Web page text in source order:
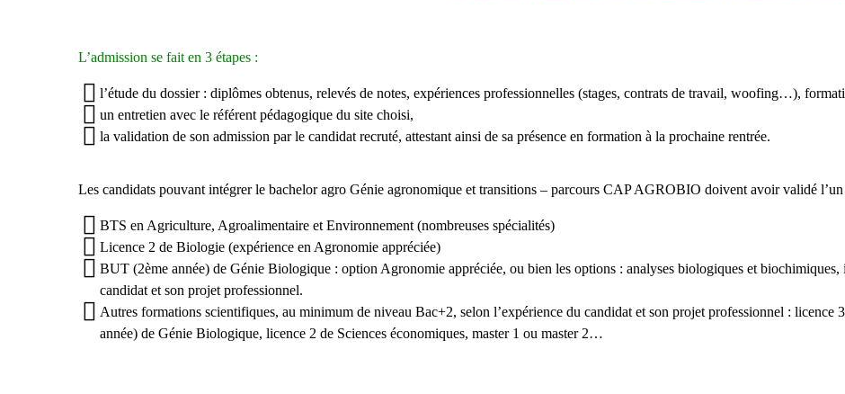
L’admission se fait en 3 étapes :
l’étude du dossier : diplômes obtenus, relevés de notes, expériences professionnelles (stages, contrats de travail, woofing…),
un entretien avec le référent pédagogique du site choisi,
la validation de son admission par le candidat recruté, attestant ainsi de sa présence en formation à la prochaine rentrée.
Les candidats pouvant intégrer le bachelor agro Génie agronomique et transitions – parcours CAP AGROBIO doivent avoir validé
BTS en Agriculture, Agroalimentaire et Environnement (nombreuses spécialités)
Licence 2 de Biologie (expérience en Agronomie appréciée)
BUT (2ème année) de Génie Biologique : option Agronomie appréciée, ou bien les options : analyses biologiques et
candidat et son projet professionnel.
Autres formations scientifiques, au minimum de niveau Bac+2, selon l’expérience du candidat et son projet professionnel :
année) de Génie Biologique, licence 2 de Sciences économiques, master 1 ou master 2…